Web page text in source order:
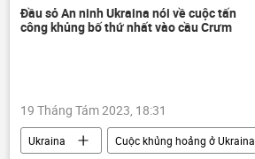
Bộ Quốc phòng Nga
Nga
Quân đội Nga
lực lượng vũ trang Nga
Đầu sỏ An ninh Ukraina nói về cuộc tấn
công khủng bố thứ nhất vào cầu Crưm
19 Tháng Tám 2023, 18:31
Ukraina
Cuộc khủng hoảng ở Ukraina